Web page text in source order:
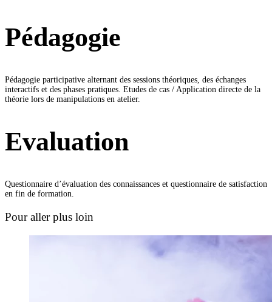
Pédagogie
Pédagogie participative alternant des sessions théoriques, des échanges
interactifs et des phases pratiques. Etudes de cas / Application directe de la
théorie lors de manipulations en atelier.
Evaluation
Questionnaire d’évaluation des connaissances et questionnaire de satisfaction
en fin de formation.
Pour aller plus loin